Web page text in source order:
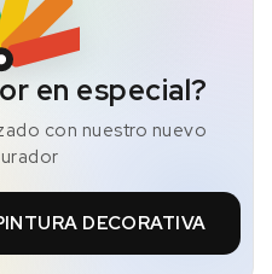
en especial?
con nuestro nuevo
DECORATIVA